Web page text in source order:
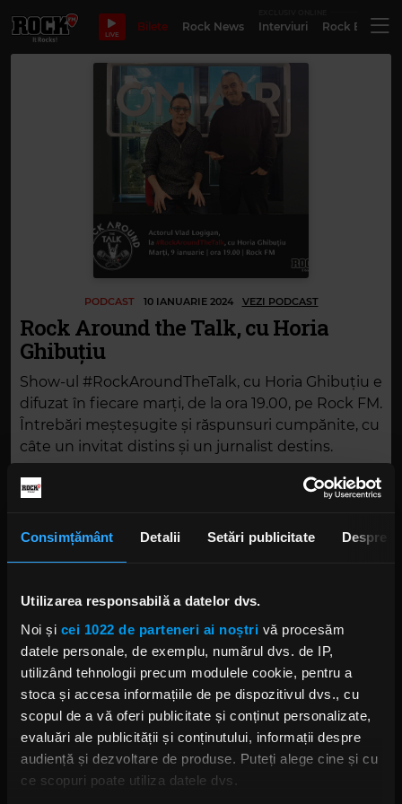
Consimțământ Detalii Setări publicitate Despre
Utilizarea responsabilă a datelor dvs.
Noi și cei 1022 de parteneri ai noștri vă procesăm
datele personale, de exemplu, numărul dvs. de IP,
utilizând tehnologii precum modulele cookie, pentru a
stoca și accesa informațiile de pe dispozitivul dvs., cu
scopul de a vă oferi publicitate și conținut personalizate,
evaluări ale publicității și conținutului, informații despre
audiență și dezvoltare de produse. Puteți alege cine și cu
ce scopuri poate utiliza datele dvs.
LIVE
Bilete Rock News Interviuri Rock
PODCAST 10 IANUARIE 2024 VEZI PODCAST
Rock Around the Talk, cu Horia
Ghibuțiu
Show-ul #RockAroundTheTalk, cu Horia Ghibuțiu e
difuzat în fiecare marți, de la ora 19.00, pe Rock FM.
Întrebări meșteșugite și răspunsuri cumpănite, cu
câte un invitat distins și un jurnalist destins.
Rock Around The Talk – invitat Vlad Logigan, ep.
În ediția emisiunii #RockAroundTheTalk difuzată
marți, 9 ianuarie, de Rock FM, invitat special a fost
cunoscutul actor Vlad Logigan, protagonist al
filmului „Visul".
DESCARCĂ